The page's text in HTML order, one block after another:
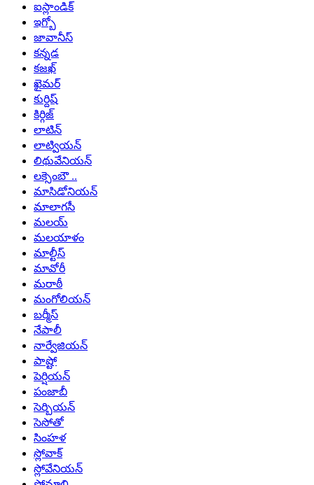
ఐస్లాండిక్
ఇగ్బో
జావానీస్
కన్నడ
కజఖ్
ఖైమర్
కుర్దిష్
కిర్గిజ్
లాటిన్
లాట్వియన్
లిథువేనియన్
లక్సెంబౌ ..
మాసిడోనియన్
మాలాగసీ
మలయ్
మలయాళం
మాల్టీస్
మావోరీ
మరాఠీ
మంగోలియన్
బర్మీస్
నేపాలీ
నార్వేజియన్
పాష్టో
పెర్షియన్
పంజాబీ
సెర్బియన్
సెసోతో
సింహళ
స్లోవాక్
స్లోవేనియన్